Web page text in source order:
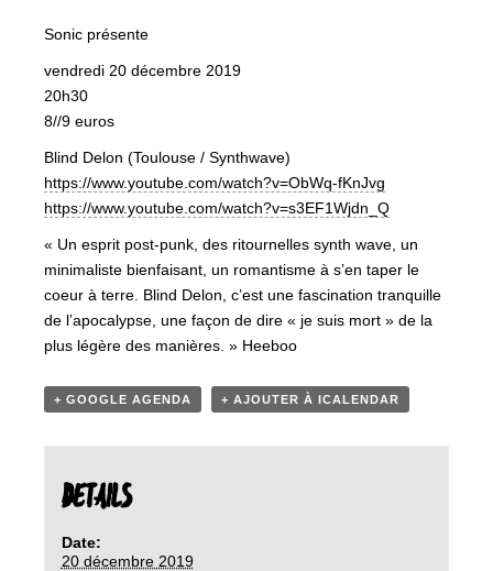
Sonic présente
vendredi 20 décembre 2019
20h30
8//9 euros
Blind Delon (Toulouse / Synthwave)
https://www.youtube.com/watch?v=ObWq-fKnJvg
https://www.youtube.com/watch?v=s3EF1Wjdn_Q
« Un esprit post-punk, des ritournelles synth wave, un
minimaliste bienfaisant, un romantisme à s’en taper le
coeur à terre. Blind Delon, c’est une fascination tranquille
de l’apocalypse, une façon de dire « je suis mort » de la
plus légère des manières. » Heeboo
+ GOOGLE AGENDA + AJOUTER À ICALENDAR
DETAILS
Date:
20 décembre 2019